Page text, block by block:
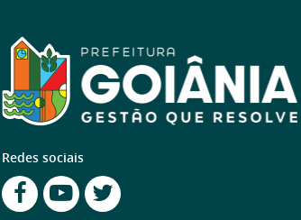
Redes sociais